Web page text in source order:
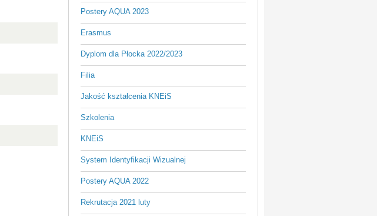
Postery AQUA 2023
Erasmus
Dyplom dla Płocka 2022/2023
Filia
Jakość kształcenia KNEiS
Szkolenia
KNEiS
System Identyfikacji Wizualnej
Postery AQUA 2022
Rekrutacja 2021 luty